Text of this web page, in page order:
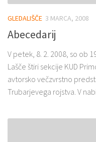
GLEDALIŠČE 3 MARCA, 2008
Abecedarij
V petek, 8. 2. 2008, so ob
Lašče štiri sekcije KUD
avtorsko večzvrstno
Trubarjevega rojstva. V